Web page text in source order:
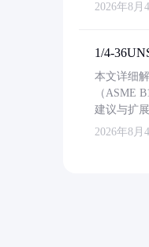
2026年8月
1/4-
本文详细
（ASME
建议与扩展
2026年8月